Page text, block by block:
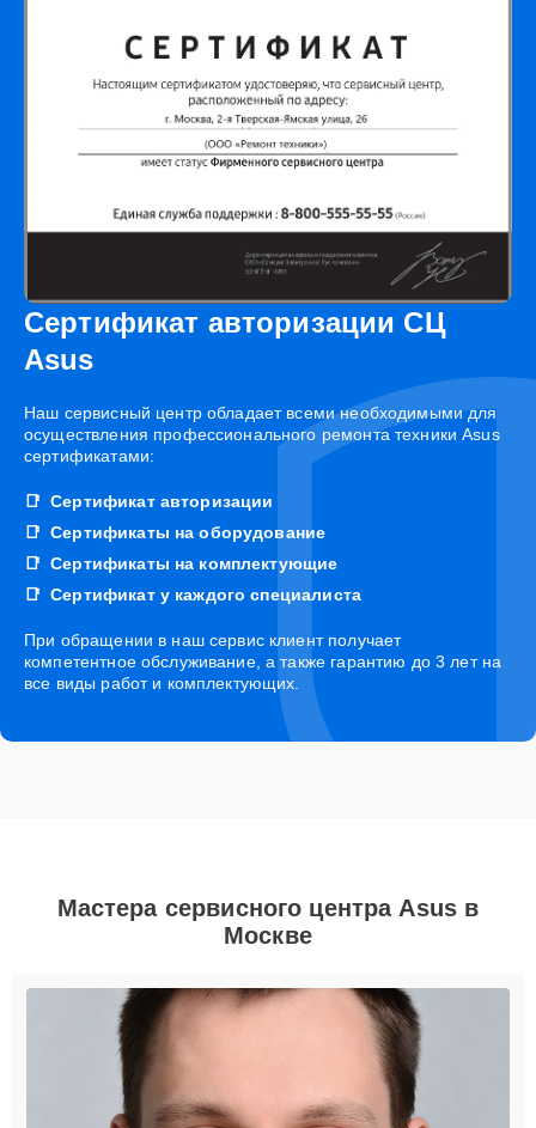
Сертификат авторизации СЦ
Asus
Наш сервисный центр обладает всеми необходимыми для
осуществления профессионального ремонта техники Asus
сертификатами:
Сертификат авторизации
Сертификаты на оборудование
Сертификаты на комплектующие
Сертификат у каждого специалиста
При обращении в наш сервис клиент получает
компетентное обслуживание, а также гарантию до 3 лет на
все виды работ и комплектующих.
Мастера сервисного центра Asus в
Москве